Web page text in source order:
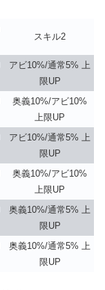
スキル2
アビ10%/通常5% 上
限UP
奥義10%/アビ10%
上限UP
アビ10%/通常5% 上
限UP
奥義10%/アビ10%
上限UP
奥義10%/通常5% 上
限UP
奥義10%/通常5% 上
限UP